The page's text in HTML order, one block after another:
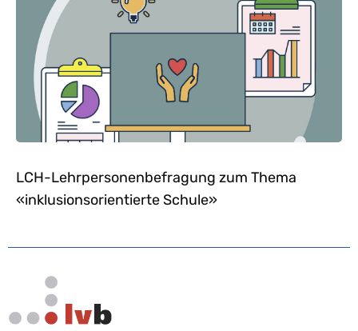
LCH-Lehrpersonenbefragung zum Thema
«inklusionsorientierte Schule»